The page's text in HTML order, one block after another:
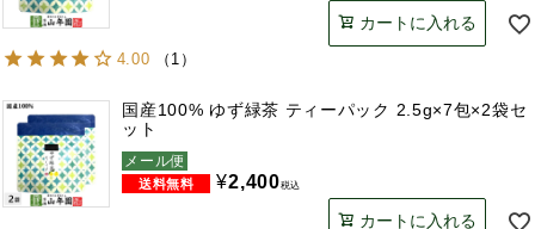
カートに入れる
4.00 （ 1 ）
国産100% ゆず緑茶 ティーパック 2.5g×7包×2袋セ
ット
メール便
¥2,400税込
カートに入れる